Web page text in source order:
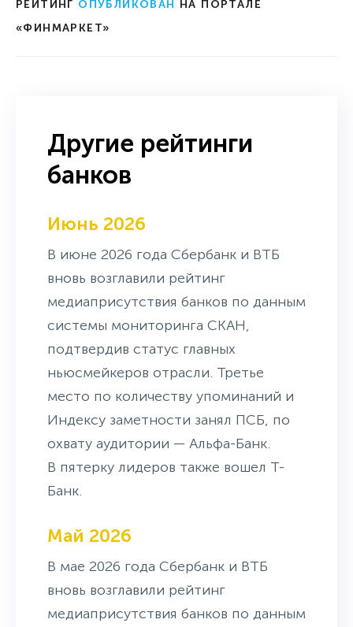
РЕЙТИНГ ОПУБЛИКОВАН НА ПОРТАЛЕ
«ФИНМАРКЕТ»
Другие рейтинги
банков
Июнь 2026
В июне 2026 года Сбербанк и ВТБ
вновь возглавили рейтинг
медиаприсутствия банков по данным
системы мониторинга СКАН,
подтвердив статус главных
ньюсмейкеров отрасли. Третье
место по количеству упоминаний и
Индексу заметности занял ПСБ, по
охвату аудитории — Альфа-Банк.
В пятерку лидеров также вошел Т-
Банк.
Май 2026
В мае 2026 года Сбербанк и ВТБ
вновь возглавили рейтинг
медиаприсутствия банков по данным